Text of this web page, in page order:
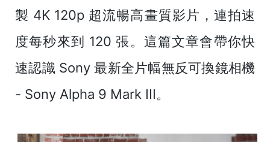
製 4K 120p 超流暢高畫質影片，連拍速
度每秒來到 120 張。這篇文章會帶你快
速認識 Sony 最新全片幅無反可換鏡相機
- Sony Alpha 9 Mark III。